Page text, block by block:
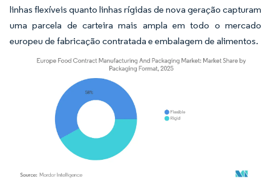
linhas flexíveis quanto linhas rígidas de nova geração capturam
uma parcela de carteira mais ampla em todo o mercado
europeu de fabricação contratada e embalagem de alimentos.